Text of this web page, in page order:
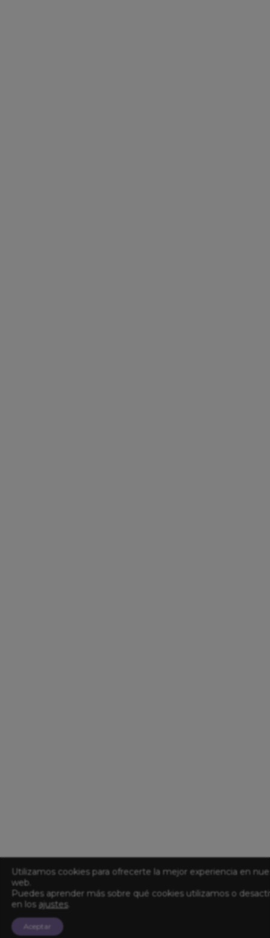
Utilizamos cookies para ofrecerte la mejor experiencia en
web.
Puedes aprender más sobre qué cookies utilizamos o
en los ajustes.
Aceptar